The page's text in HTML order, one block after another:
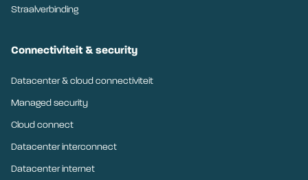
Straalverbinding
Connectiviteit & security
Datacenter & cloud connectiviteit
Managed security
Cloud connect
Datacenter interconnect
Datacenter internet